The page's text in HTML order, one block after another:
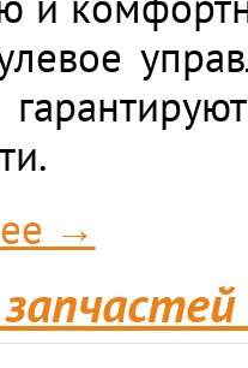
→